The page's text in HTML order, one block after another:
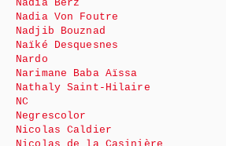
Nadia Berz
Nadia Von Foutre
Nadjib Bouznad
Naïké Desquesnes
Nardo
Narimane Baba Aïssa
Nathaly Saint-Hilaire
NC
Negrescolor
Nicolas Caldier